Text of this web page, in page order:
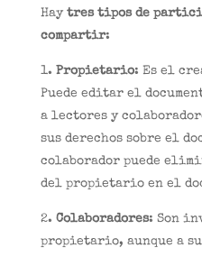
Hay tres tipos de
compartir:
1. Propietario: Es el
Puede editar el
a lectores y
sus derechos sobre el
colaborador puede
del propietario en el
2. Colaboradores: Son
propietario, aunque a